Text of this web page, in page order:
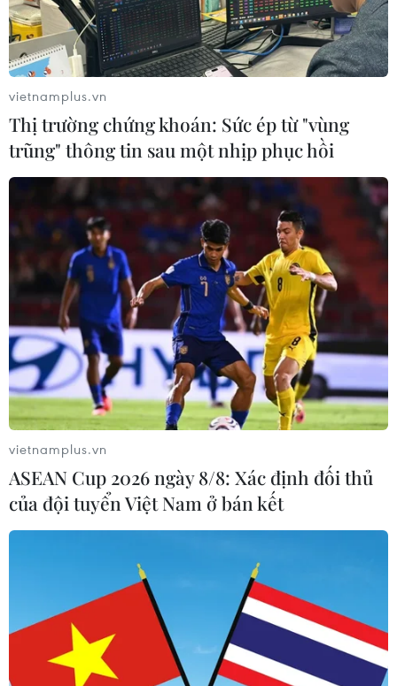
Sau khi phát hiện vụ việc, lực lượng chức năng đã
khoanh vùng chốt Sao Mai; yêu cầu nhân viên y tế, lực
lượng chức năng, người dân ở chốt không được ra
ngoài, truy vết các trường hợp tiếp xúc gần.
vietnamplus.vn
Thị trường chứng khoán: Sức ép từ "vùng
trũng" thông tin sau một nhịp phục hồi
vietnamplus.vn
ASEAN Cup 2026 ngày 8/8: Xác định đối thủ
của đội tuyển Việt Nam ở bán kết